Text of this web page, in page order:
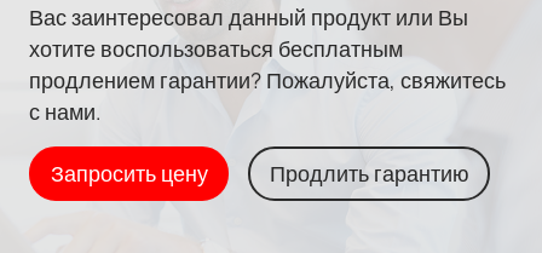
Вас заинтересовал данный продукт или Вы
хотите воспользоваться бесплатным
продлением гарантии? Пожалуйста, свяжитесь
с нами.
Запросить цену Продлить гарантию